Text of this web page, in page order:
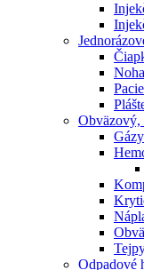
Obväzový,
Gázy
Odpadové